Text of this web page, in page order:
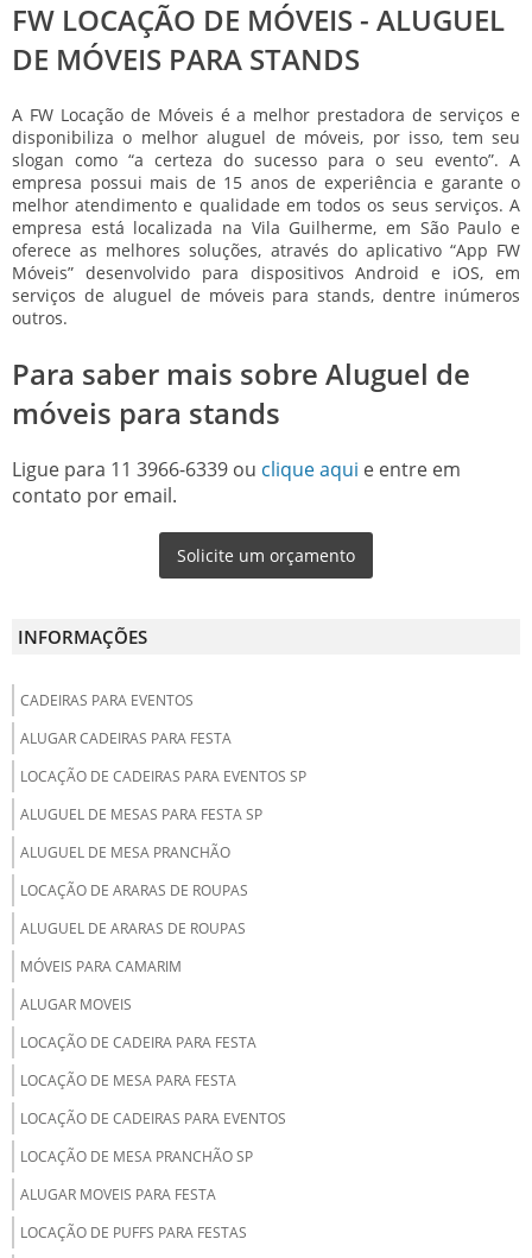
FW LOCAÇÃO DE MÓVEIS - ALUGUEL
DE MÓVEIS PARA STANDS
A FW Locação de Móveis é a melhor prestadora de serviços e
disponibiliza o melhor aluguel de móveis, por isso, tem seu
slogan como “a certeza do sucesso para o seu evento”. A
empresa possui mais de 15 anos de experiência e garante o
melhor atendimento e qualidade em todos os seus serviços. A
empresa está localizada na Vila Guilherme, em São Paulo e
oferece as melhores soluções, através do aplicativo “App FW
Móveis” desenvolvido para dispositivos Android e iOS, em
serviços de aluguel de móveis para stands, dentre inúmeros
outros.
Para saber mais sobre Aluguel de
móveis para stands
Ligue para 11 3966-6339 ou clique aqui e entre em
contato por email.
Solicite um orçamento
INFORMAÇÕES
CADEIRAS PARA EVENTOS
ALUGAR CADEIRAS PARA FESTA
LOCAÇÃO DE CADEIRAS PARA EVENTOS SP
ALUGUEL DE MESAS PARA FESTA SP
ALUGUEL DE MESA PRANCHÃO
LOCAÇÃO DE ARARAS DE ROUPAS
ALUGUEL DE ARARAS DE ROUPAS
MÓVEIS PARA CAMARIM
ALUGAR MOVEIS
LOCAÇÃO DE CADEIRA PARA FESTA
LOCAÇÃO DE MESA PARA FESTA
LOCAÇÃO DE CADEIRAS PARA EVENTOS
LOCAÇÃO DE MESA PRANCHÃO SP
ALUGAR MOVEIS PARA FESTA
LOCAÇÃO DE PUFFS PARA FESTAS